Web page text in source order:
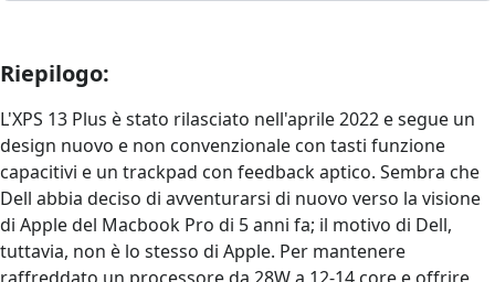
Riepilogo:
L'XPS 13 Plus è stato rilasciato nell'aprile 2022 e segue un
design nuovo e non convenzionale con tasti funzione
capacitivi e un trackpad con feedback aptico. Sembra che
Dell abbia deciso di avventurarsi di nuovo verso la visione
di Apple del Macbook Pro di 5 anni fa; il motivo di Dell,
tuttavia, non è lo stesso di Apple. Per mantenere